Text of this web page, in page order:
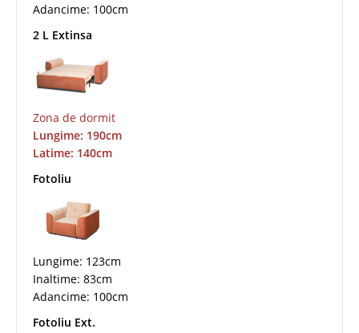
Adancime: 100cm
2 L Extinsa
Zona de dormit
Lungime: 190cm
Latime: 140cm
Fotoliu
Lungime: 123cm
Inaltime: 83cm
Adancime: 100cm
Fotoliu Ext.